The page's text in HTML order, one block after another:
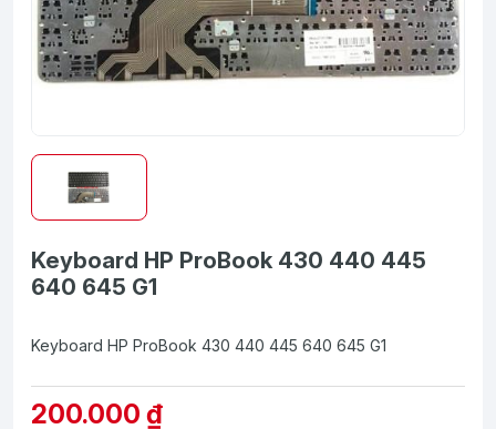
Keyboard HP ProBook 430 440 445
640 645 G1
Keyboard HP ProBook 430 440 445 640 645 G1
200.000 ₫